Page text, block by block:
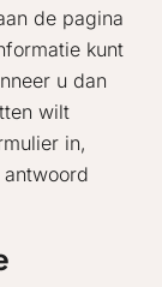
de pagina
kunt
u dan
wilt
in,